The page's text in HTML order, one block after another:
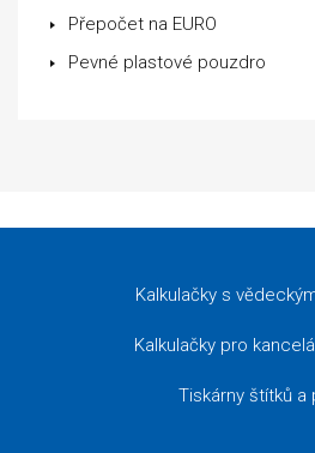
Přepočet na EURO
Pevné plastové pouzdro
Kalkulačky s
Kalkulačky pro
Tiskárny štítků a